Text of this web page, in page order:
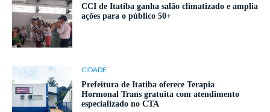
CCI de Itatiba ganha salão climatizado e amplia
ações para o público 50+
CIDADE
Prefeitura de Itatiba oferece Terapia
Hormonal Trans gratuita com atendimento
especializado no CTA